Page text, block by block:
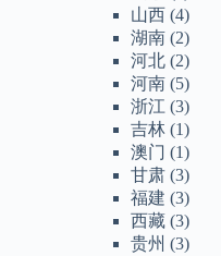
山西 (4)
湖南 (2)
河北 (2)
河南 (5)
浙江 (3)
吉林 (1)
澳门 (1)
甘肃 (3)
福建 (3)
西藏 (3)
贵州 (3)